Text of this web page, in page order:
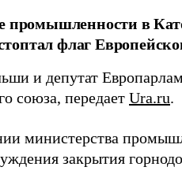
промышленности в
флаг
и депутат
союза, передает Ura.ru.
министерства
закрытия